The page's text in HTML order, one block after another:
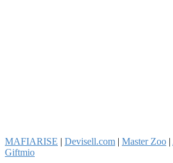
MAFIARISE | Devisell.com | Master Zoo |
Giftmio